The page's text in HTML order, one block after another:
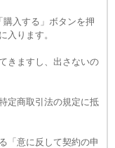
入する」ボタンを押
入ります。
きますし、出さないの
定商取引法の規定に抵
「意に反して契約の申